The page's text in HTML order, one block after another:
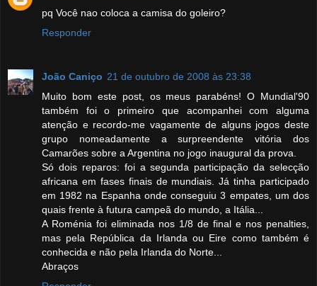
pq Você nao coloca a camisa do goleiro?
Responder
João Caniço 21 de outubro de 2008 às 23:38
Muito bom este post, os meus parabéns! O Mundial'90
também foi o primeiro que acompanhei com alguma
atenção e recordo-me vagamente de alguns jogos deste
grupo nomeadamente a surpreendente vitória dos
Camarões sobre a Argentina no jogo inaugural da prova.
Só dois reparos: foi a segunda participação da selecção
africana em fases finais de mundiais. Já tinha participado
em 1982 na Espanha onde conseguiu 3 empates, um dos
quais frente à futura campeã do mundo, a Itália...
A Roménia foi eliminada nos 1/8 de final e nos penalties,
mas pela República da Irlanda ou Eire como também é
conhecida e não pela Irlanda do Norte...
Abraços